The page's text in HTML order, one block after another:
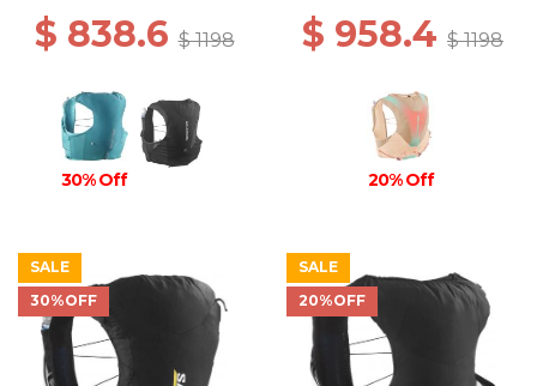
$ 838.6$ 1198
30% Off
$ 958.4 $ 1198
20% Off
SALE
30%OFF
SALE
20%OFF